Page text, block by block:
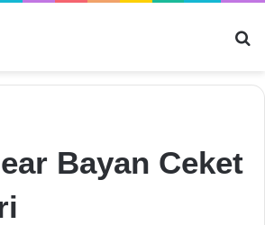
Bayan Ceket